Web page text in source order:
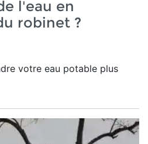
l'eau en
robinet ?
votre eau potable plus